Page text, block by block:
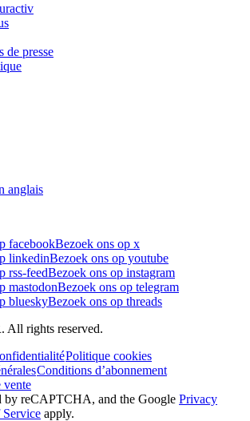
de presse
anglais
facebookBezoek ons op x
linkedinBezoek ons op youtube
rss-feedBezoek ons op instagram
mastodonBezoek ons op telegram
blueskyBezoek ons op threads
All rights reserved.
Politique cookies
Conditions d’abonnement
vente
by reCAPTCHA, and the Google Privacy
Service apply.